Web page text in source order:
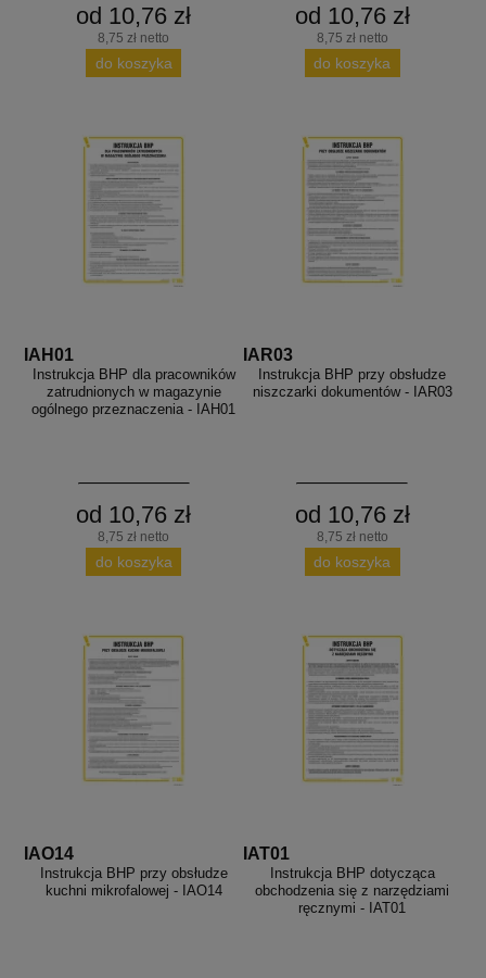
od 10,76 zł
8,75 zł netto
do koszyka
od 10,76 zł
8,75 zł netto
do koszyka
IAH01
Instrukcja BHP dla pracowników
zatrudnionych w magazynie
ogólnego przeznaczenia - IAH01
od 10,76 zł
8,75 zł netto
do koszyka
IAR03
Instrukcja BHP przy obsłudze
niszczarki dokumentów - IAR03
od 10,76 zł
8,75 zł netto
do koszyka
IAO14
Instrukcja BHP przy obsłudze
kuchni mikrofalowej - IAO14
IAT01
Instrukcja BHP dotycząca
obchodzenia się z narzędziami
ręcznymi - IAT01